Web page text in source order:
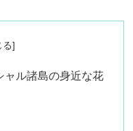
ャル諸島の身近な花